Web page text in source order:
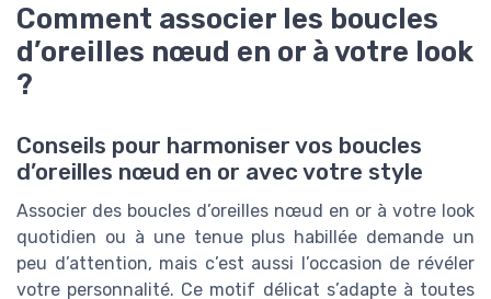
Comment associer les boucles
d’oreilles nœud en or à votre look
?
Conseils pour harmoniser vos boucles
d’oreilles nœud en or avec votre style
Associer des boucles d’oreilles nœud en or à votre look
quotidien ou à une tenue plus habillée demande un
peu d’attention, mais c’est aussi l’occasion de révéler
votre personnalité. Ce motif délicat s’adapte à toutes